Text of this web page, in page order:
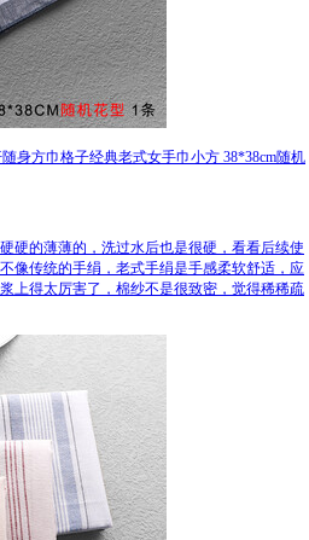
身方巾格子经典老式女手巾小方 38*38cm随机
硬的薄薄的，洗过水后也是很硬，看看后续使
像传统的手绢，老式手绢是手感柔软舒适，应
上得太厉害了，棉纱不是很致密，觉得稀稀疏